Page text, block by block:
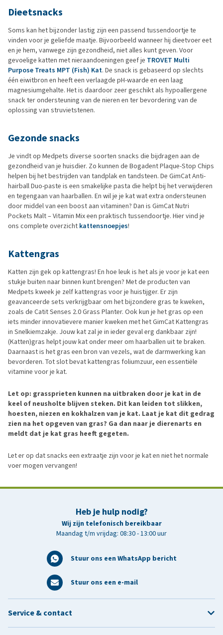
Dieetsnacks
Soms kan het bijzonder lastig zijn een passend tussendoortje te
vinden voor je geliefde maatje. Bijvoorbeeld wanneer hij dieetvoer eet
en je hem, vanwege zijn gezondheid, niet alles kunt geven. Voor
gevoelige katten met nieraandoeningen geef je TROVET Multi
Purpose Treats MPT (Fish) Kat. De snack is gebaseerd op slechts
één eiwitbron en heeft een verlaagde pH-waarde en een laag
magnesiumgehalte. Het is daardoor zeer geschikt als hypoallergene
snack ter ondersteuning van de nieren en ter bevordering van de
oplossing van struvietstenen.
Gezonde snacks
Je vindt op Medpets diverse soorten snacks die bijdragen aan de
gezondheid van je huisdier. Zo kunnen de Bogadent Plaque-Stop Chips
helpen bij het bestrijden van tandplak en tandsteen. De GimCat Anti-
hairball Duo-paste is een smakelijke pasta die helpt bij het verwijderen
en tegengaan van haarballen. En wil je je kat wat extra ondersteunen
door middel van een boost aan vitaminen? Dan is GimCat Nutri
Pockets Malt – Vitamin Mix een praktisch tussendoortje. Hier vind je
ons complete overzicht kattensnoepjes!
Kattengras
Katten zijn gek op kattengras! En hoe leuk is het als je voor je kat een
stukje buiten naar binnen kunt brengen? Met de producten van
Medpets kweek je zelf kattengras voor je huistijger. Er zijn
geavanceerde sets verkrijgbaar om het bijzondere gras te kweken,
zoals de Catit Senses 2.0 Grass Planter. Ook kun je het gras op een
iets minder innovatievere manier kweken met het GimCat Kattengras
in Snelkiemzakje. Jouw kat zal je in ieder geval erg dankbaar zijn!
(Katten)gras helpt jouw kat onder meer om haarballen uit te braken.
Daarnaast is het gras een bron van vezels, wat de darmwerking kan
bevorderen. Tot slot bevat kattengras foliumzuur, een essentiële
vitamine voor je kat.
Let op: grassprieten kunnen na uitbraken door je kat in de
keel of neusholte blijven steken. Dit kan leiden tot slikken,
hoesten, niezen en kokhalzen van je kat. Laat je kat dit gedrag
zien na het opgeven van gras? Ga dan naar je dierenarts en
meldt dat je kat gras heeft gegeten.
Let er op dat snacks een extraatje zijn voor je kat en niet het normale
voer mogen vervangen!
Heb je hulp nodig?
Wij zijn telefonisch bereikbaar
Maandag t/m vrijdag: 08:30 - 13:00 uur
Stuur ons een WhatsApp bericht
Stuur ons een e-mail
Service & contact